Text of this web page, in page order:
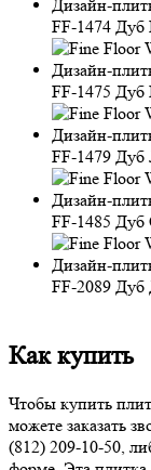
FF-1474 Дуб
FF-1475 Дуб
FF-1479 Дуб
FF-1485 Дуб
FF-2089 Дуб
Как купить
Чтобы купить
можете заказать
(812) 209-10-50 ,